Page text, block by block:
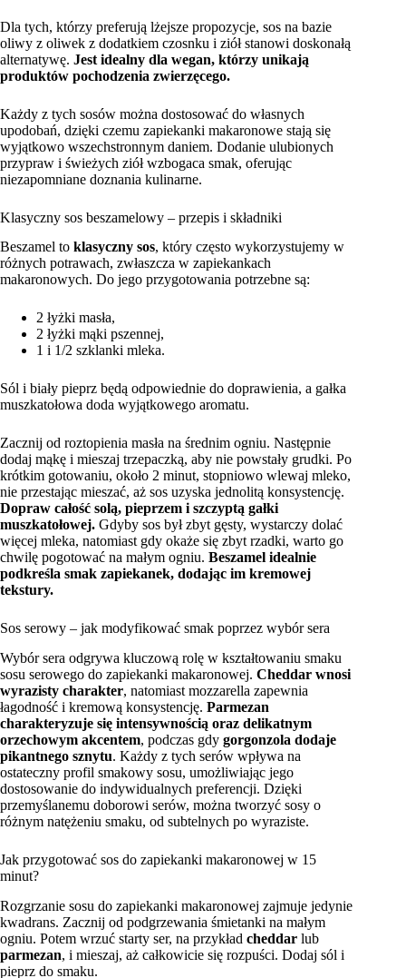
Dla tych, którzy preferują lżejsze propozycje, sos na bazie
oliwy z oliwek z dodatkiem czosnku i ziół stanowi doskonałą
alternatywę. Jest idealny dla wegan, którzy unikają
produktów pochodzenia zwierzęcego.
Każdy z tych sosów można dostosować do własnych
upodobań, dzięki czemu zapiekanki makaronowe stają się
wyjątkowo wszechstronnym daniem. Dodanie ulubionych
przypraw i świeżych ziół wzbogaca smak, oferując
niezapomniane doznania kulinarne.
Klasyczny sos beszamelowy – przepis i składniki
Beszamel to klasyczny sos, który często wykorzystujemy w
różnych potrawach, zwłaszcza w zapiekankach
makaronowych. Do jego przygotowania potrzebne są:
2 łyżki masła,
2 łyżki mąki pszennej,
1 i 1/2 szklanki mleka.
Sól i biały pieprz będą odpowiednie do doprawienia, a gałka
muszkatołowa doda wyjątkowego aromatu.
Zacznij od roztopienia masła na średnim ogniu. Następnie
dodaj mąkę i mieszaj trzepaczką, aby nie powstały grudki. Po
krótkim gotowaniu, około 2 minut, stopniowo wlewaj mleko,
nie przestając mieszać, aż sos uzyska jednolitą konsystencję.
Dopraw całość solą, pieprzem i szczyptą gałki
muszkatołowej. Gdyby sos był zbyt gęsty, wystarczy dolać
więcej mleka, natomiast gdy okaże się zbyt rzadki, warto go
chwilę pogotować na małym ogniu. Beszamel idealnie
podkreśla smak zapiekanek, dodając im kremowej
tekstury.
Sos serowy – jak modyfikować smak poprzez wybór sera
Wybór sera odgrywa kluczową rolę w kształtowaniu smaku
sosu serowego do zapiekanki makaronowej. Cheddar wnosi
wyrazisty charakter, natomiast mozzarella zapewnia
łagodność i kremową konsystencję. Parmezan
charakteryzuje się intensywnością oraz delikatnym
orzechowym akcentem, podczas gdy gorgonzola dodaje
pikantnego sznytu. Każdy z tych serów wpływa na
ostateczny profil smakowy sosu, umożliwiając jego
dostosowanie do indywidualnych preferencji. Dzięki
przemyślanemu doborowi serów, można tworzyć sosy o
różnym natężeniu smaku, od subtelnych po wyraziste.
Jak przygotować sos do zapiekanki makaronowej w 15
minut?
Rozgrzanie sosu do zapiekanki makaronowej zajmuje jedynie
kwadrans. Zacznij od podgrzewania śmietanki na małym
ogniu. Potem wrzuć starty ser, na przykład cheddar lub
parmezan, i mieszaj, aż całkowicie się rozpuści. Dodaj sól i
pieprz do smaku.